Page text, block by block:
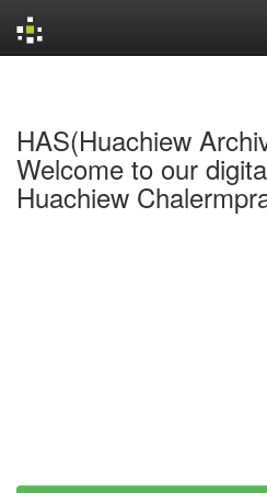
HAS(Huachiew
Welcome to our
Huachiew